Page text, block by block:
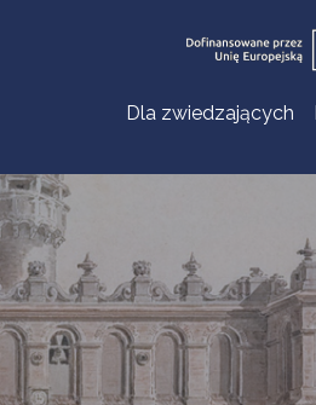
Dla zwiedzających